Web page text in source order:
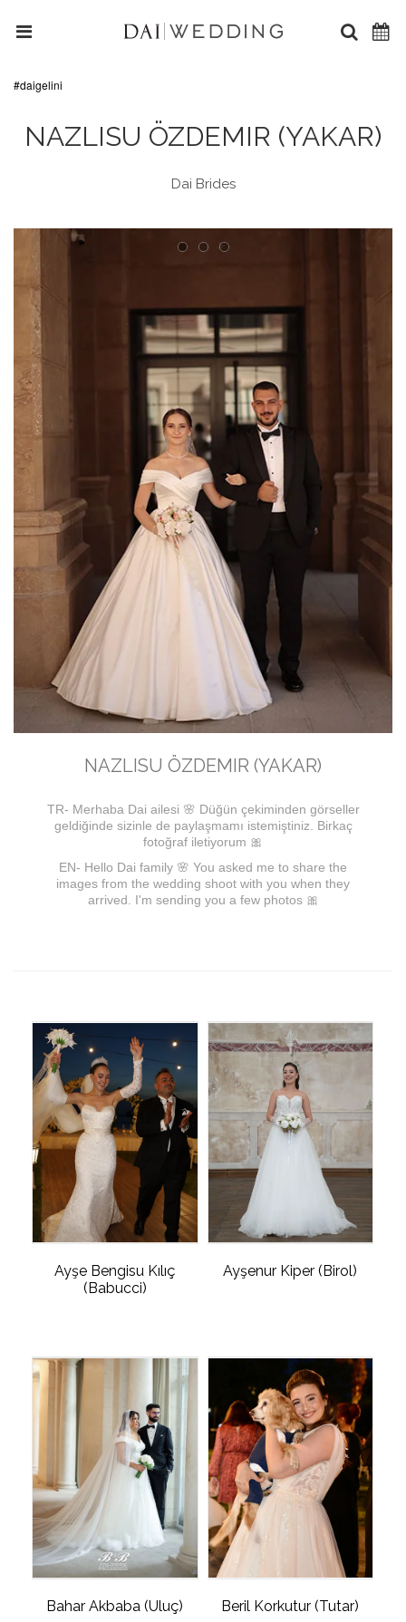
#daigelini
NAZLISU ÖZDEMIR (YAKAR)
Dai Brides
NAZLISU ÖZDEMIR (YAKAR)
TR- Merhaba Dai ailesi 🌸 Düğün çekiminden görseller
geldiğinde sizinle de paylaşmamı istemiştiniz. Birkaç
fotoğraf iletiyorum 🎀
EN- Hello Dai family 🌸 You asked me to share the
images from the wedding shoot with you when they
arrived. I'm sending you a few photos 🎀
Ayşe Bengisu Kılıç
(Babucci)
Ayşenur Kiper (Birol)
Bahar Akbaba (Uluç) Beril Korkutur (Tutar)